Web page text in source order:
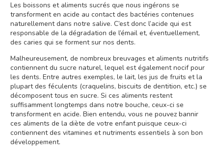
Les boissons et aliments sucrés que nous ingérons se
transforment en acide au contact des bactéries contenues
naturellement dans notre salive. C’est donc l’acide qui est
responsable de la dégradation de l’émail et, éventuellement,
des caries qui se forment sur nos dents.
Malheureusement, de nombreux breuvages et aliments nutritifs
contiennent du sucre naturel, lequel est également nocif pour
les dents. Entre autres exemples, le lait, les jus de fruits et la
plupart des féculents (craquelins, biscuits de dentition, etc.) se
décomposent tous en sucre. Si ces aliments restent
suffisamment longtemps dans notre bouche, ceux-ci se
transforment en acide. Bien entendu, vous ne pouvez bannir
ces aliments de la diète de votre enfant puisque ceux-ci
contiennent des vitamines et nutriments essentiels à son bon
développement.